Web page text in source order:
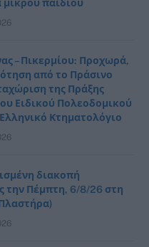
παιδιού
– Πικερμίου: Προχωρά,
από το Πράσινο
της Πράξης
Ειδικού Πολεοδομικού
Κτηματολόγιο
διακοπή
την Πέμπτη, 6/8/26 στη